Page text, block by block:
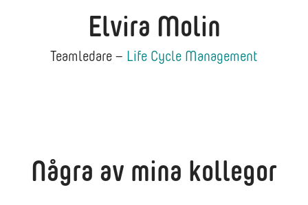
Elvira Molin
Teamledare – Life Cycle Management
Några av mina kollegor